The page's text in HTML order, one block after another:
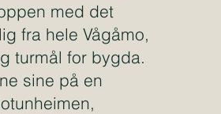
med det
fra hele Vågåmo,
turmål for bygda.
sine på en